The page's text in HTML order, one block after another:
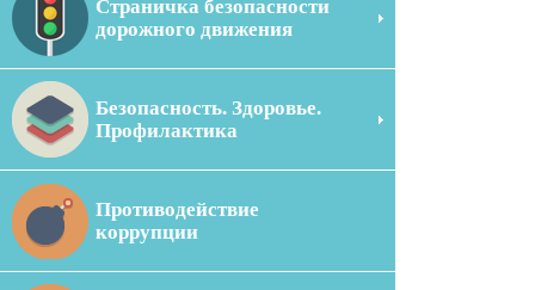
Страничка безопасности
дорожного движения
Безопасность. Здоровье.
Профилактика
Противодействие
коррупции